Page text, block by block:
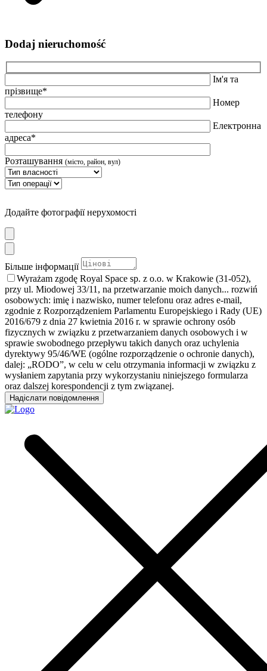
Dodaj nieruchomość
Ім'я та
прізвище*
Номер
телефону
Електронна
адреса*
Розташування (місто, район, вул)
Додайте фотографії нерухомості
Більше інформації
Wyrażam zgodę Royal Space sp. z o.o. w Krakowie (31-052),
przy ul. Miodowej 33/11, na przetwarzanie moich danych... rozwiń
osobowych: imię i nazwisko, numer telefonu oraz adres e-mail,
zgodnie z Rozporządzeniem Parlamentu Europejskiego i Rady (UE)
2016/679 z dnia 27 kwietnia 2016 r. w sprawie ochrony osób
fizycznych w związku z przetwarzaniem danych osobowych i w
sprawie swobodnego przepływu takich danych oraz uchylenia
dyrektywy 95/46/WE (ogólne rozporządzenie o ochronie danych),
dalej: „RODO”, w celu w celu otrzymania informacji w związku z
wysłaniem zapytania przy wykorzystaniu niniejszego formularza
oraz dalszej korespondencji z tym związanej.